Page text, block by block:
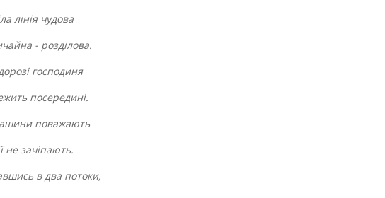
лінія чудова
- розділова.
господиня
посередині.
поважають
не зачіпають.
в два потоки,